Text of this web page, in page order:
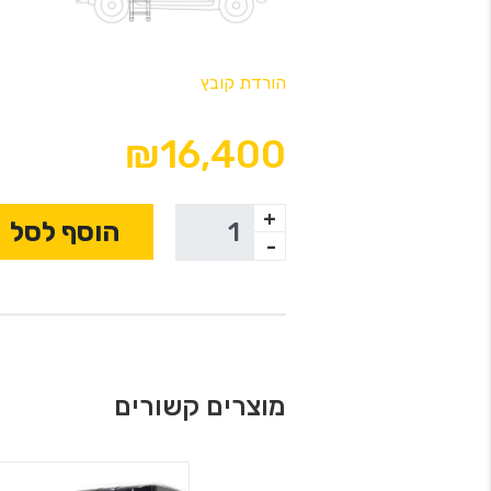
הורדת קובץ
₪16,400
+
-
הוסף לסל
מוצרים קשורים